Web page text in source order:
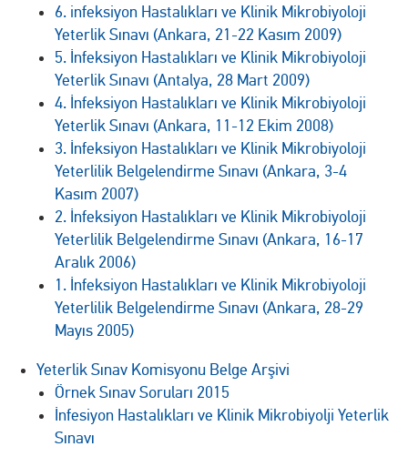
6. infeksiyon Hastalıkları ve Klinik Mikrobiyoloji
Yeterlik Sınavı (Ankara, 21-22 Kasım 2009)
5. İnfeksiyon Hastalıkları ve Klinik Mikrobiyoloji
Yeterlik Sınavı (Antalya, 28 Mart 2009)
4. İnfeksiyon Hastalıkları ve Klinik Mikrobiyoloji
Yeterlik Sınavı (Ankara, 11-12 Ekim 2008)
3. İnfeksiyon Hastalıkları ve Klinik Mikrobiyoloji
Yeterlilik Belgelendirme Sınavı (Ankara, 3-4
Kasım 2007)
2. İnfeksiyon Hastalıkları ve Klinik Mikrobiyoloji
Yeterlilik Belgelendirme Sınavı (Ankara, 16-17
Aralık 2006)
1. İnfeksiyon Hastalıkları ve Klinik Mikrobiyoloji
Yeterlilik Belgelendirme Sınavı (Ankara, 28-29
Mayıs 2005)
Yeterlik Sınav Komisyonu Belge Arşivi
Örnek Sınav Soruları 2015
İnfesiyon Hastalıkları ve Klinik Mikrobiyolji Yeterlik
Sınavı